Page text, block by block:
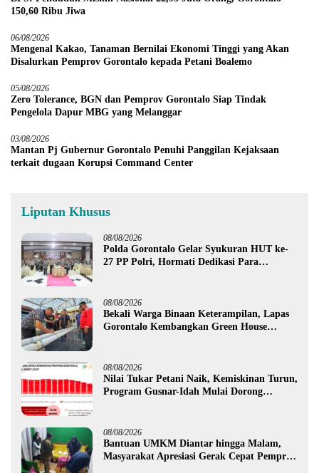
150,60 Ribu Jiwa
06/08/2026
Mengenal Kakao, Tanaman Bernilai Ekonomi Tinggi yang Akan
Disalurkan Pemprov Gorontalo kepada Petani Boalemo
05/08/2026
Zero Tolerance, BGN dan Pemprov Gorontalo Siap Tindak
Pengelola Dapur MBG yang Melanggar
03/08/2026
Mantan Pj Gubernur Gorontalo Penuhi Panggilan Kejaksaan
terkait dugaan Korupsi Command Center
Liputan Khusus
08/08/2026
Polda Gorontalo Gelar Syukuran HUT ke-
27 PP Polri, Hormati Dedikasi Para
08/08/2026
Bekali Warga Binaan Keterampilan, Lapas
Gorontalo Kembangkan Green House
08/08/2026
Nilai Tukar Petani Naik, Kemiskinan Turun,
Program Gusnar-Idah Mulai Dorong
08/08/2026
Bantuan UMKM Diantar hingga Malam,
Masyarakat Apresiasi Gerak Cepat Pemprov